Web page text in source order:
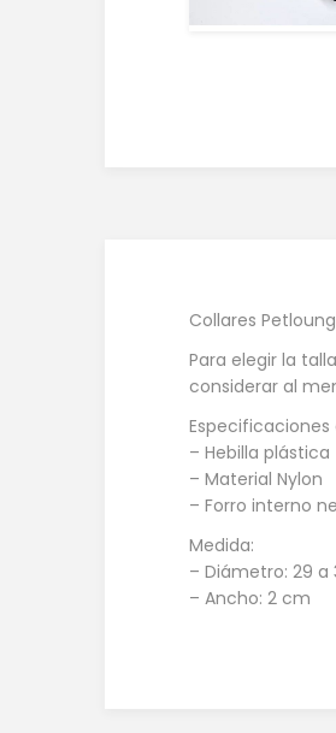
Collares
Para elegir la
considerar al
– Hebilla plástica
– Material Nylon
– Forro interno
Medida:
– Diámetro: 29 a
– Ancho: 2 cm